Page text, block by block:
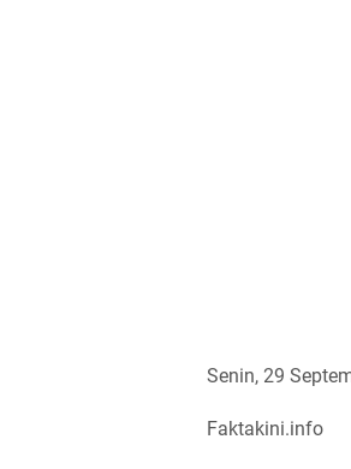
Senin, 29
Faktakini.info